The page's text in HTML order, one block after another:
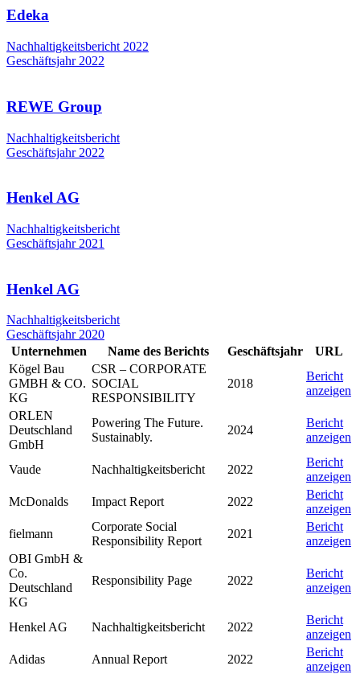
Edeka
Nachhaltigkeitsbericht 2022
Geschäftsjahr 2022
REWE Group
Nachhaltigkeitsbericht
Geschäftsjahr 2022
Henkel AG
Nachhaltigkeitsbericht
Geschäftsjahr 2021
Henkel AG
Nachhaltigkeitsbericht
Geschäftsjahr 2020
Unternehmen
Name des Berichts Geschäftsjahr
URL
Kögel Bau
GMBH & CO.
KG
CSR – CORPORATE
SOCIAL
RESPONSIBILITY
2018
Bericht
anzeigen
ORLEN
Deutschland
GmbH
Powering The Future.
Sustainably.
2024
Bericht
anzeigen
Vaude Nachhaltigkeitsbericht 2022
Bericht
anzeigen
McDonalds
Impact Report 2022
Bericht
anzeigen
fielmann
Corporate Social
Responsibility Report
2021
Bericht
anzeigen
OBI GmbH &
Co.
Deutschland
KG
Responsibility Page 2022
Bericht
anzeigen
Henkel AG Nachhaltigkeitsbericht 2022
Bericht
anzeigen
Adidas
Annual Report 2022
Bericht
anzeigen